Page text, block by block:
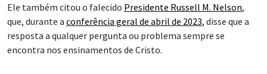
Ele também citou o falecido Presidente Russell M. Nelson,
que, durante a conferência geral de abril de 2023, disse que a
resposta a qualquer pergunta ou problema sempre se
encontra nos ensinamentos de Cristo.